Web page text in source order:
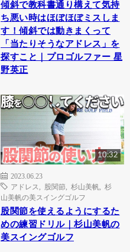
傾斜で教科書通り構えて気持
ち悪い時はほぼほぼミスしま
す！傾斜では動きまくって
「当たりそうなアドレス」を
探すこと｜プロゴルファー 星
野英正
10:32
2023.06.23
アドレス
股関節 杉山美帆
杉
山美帆の美スイングゴルフ
股関節を使えるようにするた
めの練習ドリル｜杉山美帆の
美スイングゴルフ